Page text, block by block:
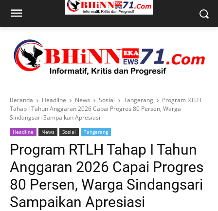
Beranda Headline News Sosial Tangerang
Program RTLH
Tahap I Tahun Anggaran 2026 Capai Progres 80 Persen, Warga
Sindangsari Sampaikan Apresiasi
Headline News Sosial Tangerang
Program RTLH Tahap I Tahun
Anggaran 2026 Capai Progres
80 Persen, Warga Sindangsari
Sampaikan Apresiasi